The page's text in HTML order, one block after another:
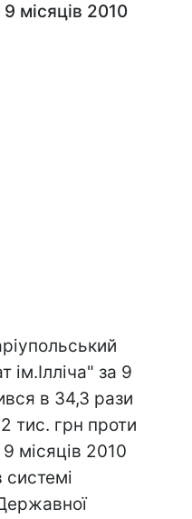
місяців 2010
ім.Ілліча" за 9
в 34,3 рази
тис. грн проти
місяців 2010